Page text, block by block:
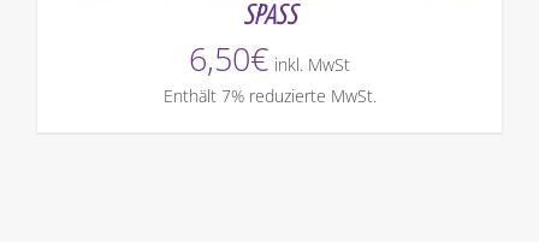
SPASS
6,50€ inkl. MwSt
Enthält 7% reduzierte MwSt.